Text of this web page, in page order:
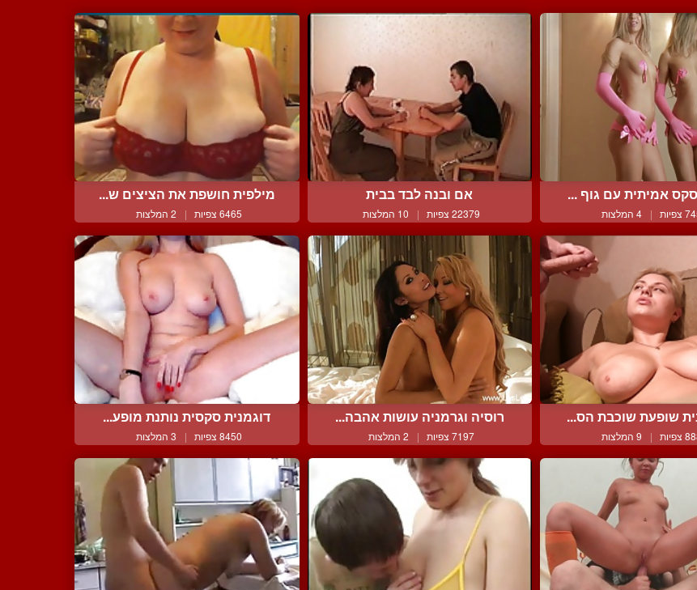
אמיתית עם גוף ...
| 4 המלצות
אם ובנה לבד בבית
22379 צפיות | 10 המלצות
מילפית חושפת את הציצים ש...
6465 צפיות | 2 המלצות
שופעת שוכבת הס...
| 9 המלצות
רוסיה וגרמניה עושות אהבה...
7197 צפיות | 2 המלצות
דוגמנית סקסית נותנת מופע...
8450 צפיות | 3 המלצות